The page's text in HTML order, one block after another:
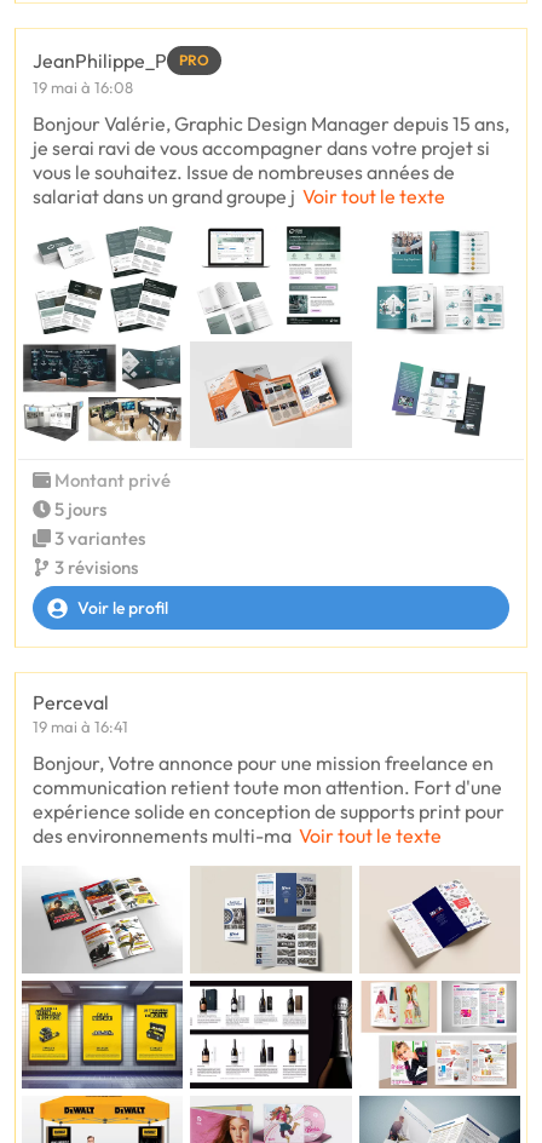
JeanPhilippe_P PRO
19 mai à 16:08
Bonjour Valérie, Graphic Design Manager depuis 15 ans,
je serai ravi de vous accompagner dans votre projet si
vous le souhaitez. Issue de nombreuses années de
salariat dans un grand groupe j Voir tout le texte
Montant privé
5 jours
3 variantes
3 révisions
Voir le profil
Perceval
19 mai à 16:41
Bonjour, Votre annonce pour une mission freelance en
communication retient toute mon attention. Fort d'une
expérience solide en conception de supports print pour
des environnements multi-ma Voir tout le texte